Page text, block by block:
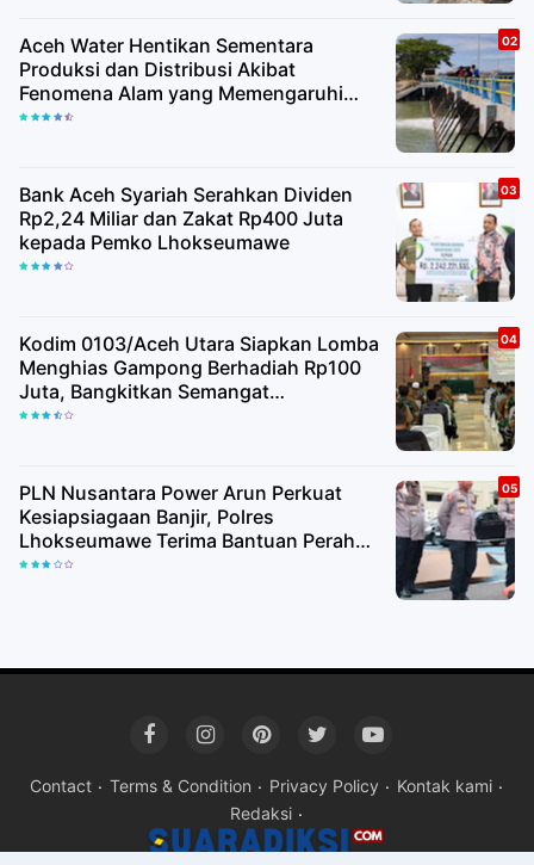
Aceh Water Hentikan Sementara
Produksi dan Distribusi Akibat
Fenomena Alam yang Memengaruhi
Kualitas Air Baku
Bank Aceh Syariah Serahkan Dividen
Rp2,24 Miliar dan Zakat Rp400 Juta
kepada Pemko Lhokseumawe
Kodim 0103/Aceh Utara Siapkan Lomba
Menghias Gampong Berhadiah Rp100
Juta, Bangkitkan Semangat
Kemerdekaan hingga Pelosok Desa
PLN Nusantara Power Arun Perkuat
Kesiapsiagaan Banjir, Polres
Lhokseumawe Terima Bantuan Perahu
Karet
Contact Terms & Condition Privacy Policy
Kontak kami
Redaksi